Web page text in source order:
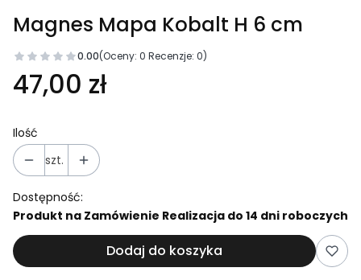
Magnes Mapa Kobalt H 6 cm
0.00(Oceny: 0 Recenzje: 0)
Cena
47,00 zł
Ilość
szt.
Dostępność:
Produkt na Zamówienie Realizacja do 14 dni roboczych
Dodaj do koszyka